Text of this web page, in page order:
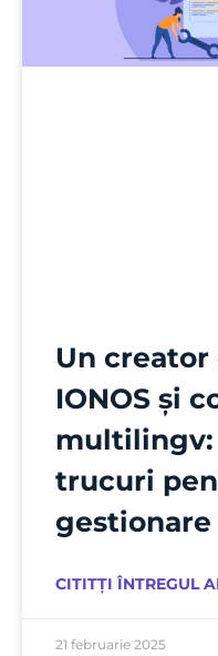
Un
IONOS și
multilingv:
trucuri
CITITȚI ÎNTREGUL
21 februarie 2025